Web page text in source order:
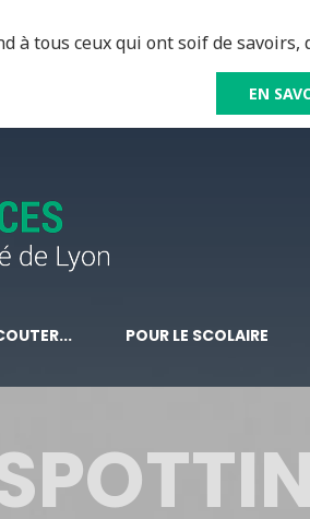
à tous ceux qui ont soif de
EN
POUR LE SCOLAIRE